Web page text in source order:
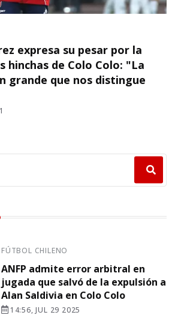
expresa su pesar por la
hinchas de Colo Colo: "La
grande que nos distingue
FÚTBOL CHILENO
ANFP admite error arbitral en
jugada que salvó de la expulsión a
Alan Saldivia en Colo Colo
14:56, JUL 29 2025